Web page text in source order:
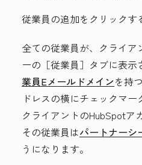
従業員の追加をクリックす
全ての従業員が、クライア
ーの［従業員］タブに表示
業員Eメールドメインを持
ドレスの横にチェックマ
クライアントのHubSpotア
その従業員はパートナーシ
うになります。